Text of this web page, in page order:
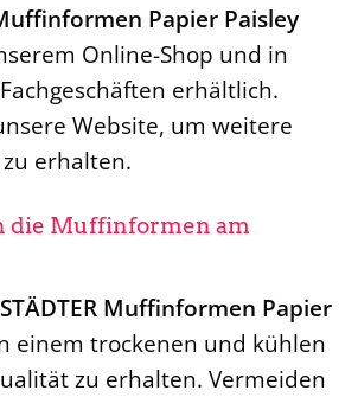
Papier Paisley
Online-Shop und in
erhältlich.
Website, um weitere
erhalten.
die Muffinformen am
STÄDTER Muffinformen Papier
einem trockenen und kühlen
zu erhalten. Vermeiden